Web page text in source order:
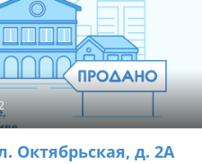
Октябрьская, д. 2А